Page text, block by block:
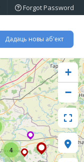
Forgot Password
Дадаць новы аб'ект
4
+
−